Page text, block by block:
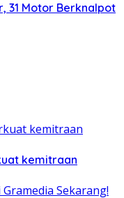
31 Motor Berknalpot
kemitraan